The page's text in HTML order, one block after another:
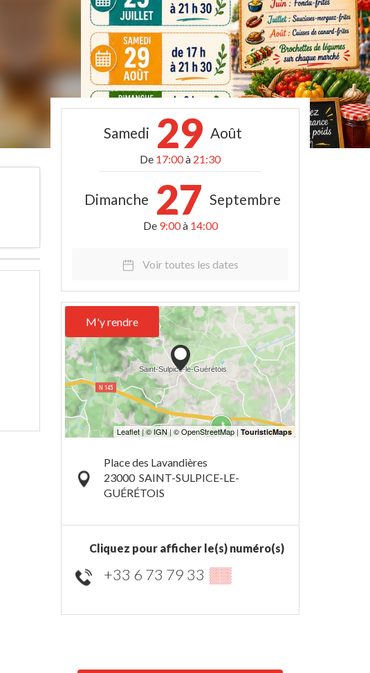
Samedi 29 Août
De 17:00à 21:30
Dimanche 27 Septembre
De 9:00à 14:00
Voir toutes les dates
M'y rendre
Place des Lavandières
23000 SAINT-SULPICE-LE-
GUÉRÉTOIS
Cliquez pour afficher le(s) numéro(s)
+33 6 73 79 33 ▒▒